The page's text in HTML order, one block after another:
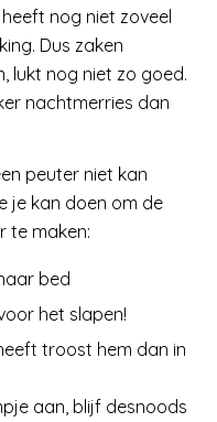
nog niet zoveel
Dus zaken
lukt nog niet zo goed.
nachtmerries dan
peuter niet kan
je kan doen om de
te maken:
bed
het slapen!
troost hem dan in
aan, blijf desnoods